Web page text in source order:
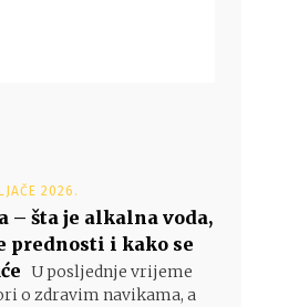
2026.
– šta je alkalna voda,
prednosti i kako se
U posljednje vrijeme
o zdravim navikama, a